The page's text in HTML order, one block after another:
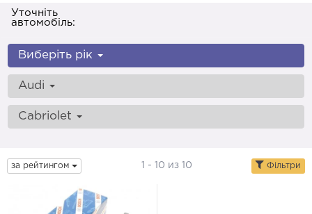
Уточніть
автомобіль:
Виберіть рік
Audi
Cabriolet
за рейтингом 1 - 10 из 10 Фільтри